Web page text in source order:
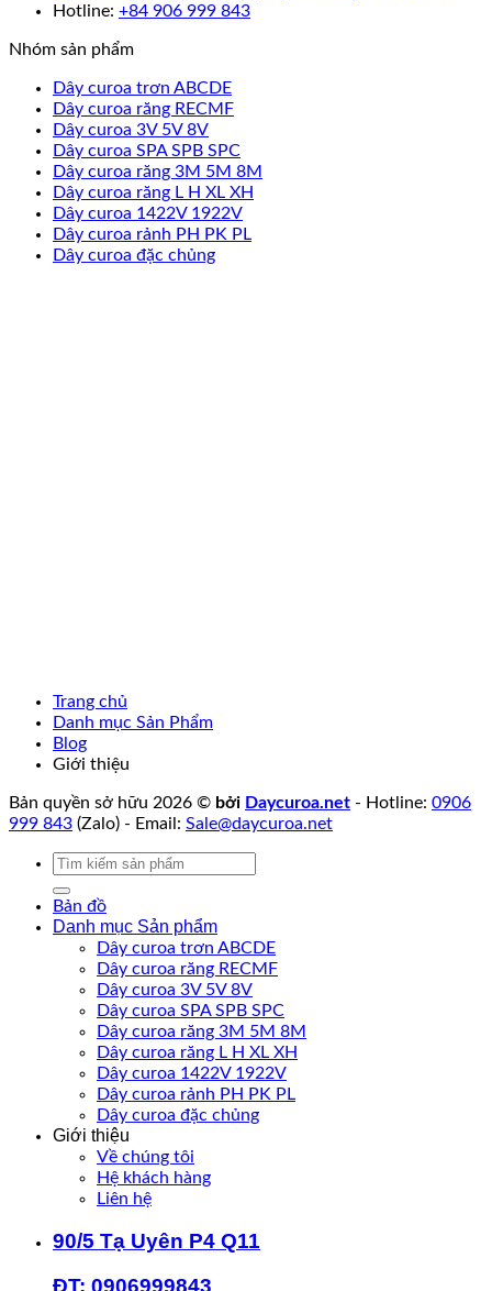
Hotline: +84 906 999 843
Nhóm sản phẩm
Dây curoa trơn ABCDE
Dây curoa răng RECMF
Dây curoa 3V 5V 8V
Dây curoa SPA SPB SPC
Dây curoa răng 3M 5M 8M
Dây curoa răng L H XL XH
Dây curoa 1422V 1922V
Dây curoa rảnh PH PK PL
Dây curoa đặc chủng
Trang chủ
Danh mục Sản Phẩm
Blog
Giới thiệu
Bản quyền sở hữu 2026 © bởi Daycuroa.net - Hotline: 0906
999 843 (Zalo) - Email: Sale@daycuroa.net
Tìm
Bản đồ
Danh mục Sản phẩm
Dây curoa trơn ABCDE
Dây curoa răng RECMF
Dây curoa 3V 5V 8V
Dây curoa SPA SPB SPC
Dây curoa răng 3M 5M 8M
Dây curoa răng L H XL XH
Dây curoa 1422V 1922V
Dây curoa rảnh PH PK PL
Dây curoa đặc chủng
Giới thiệu
Về chúng tôi
Hệ khách hàng
Liên hệ
90/5 Tạ Uyên P4 Q11
ĐT: 0906999843